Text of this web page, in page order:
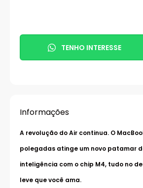
TENHO INTERESSE
Informações
A revolução do Air continua. O
polegadas atinge um novo patamar
inteligência com o chip M4, tudo no
leve que você ama.